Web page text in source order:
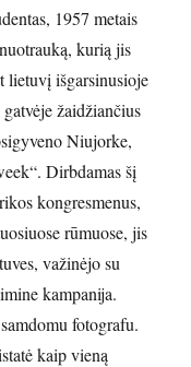
1957 metais
kurią jis
lietuvį išgarsinusioje
žaidžiančius
Niujorke,
Dirbdamas šį
kongresmenus,
rūmuose, jis
važinėjo su
kampanija.
fotografu.
kaip vieną